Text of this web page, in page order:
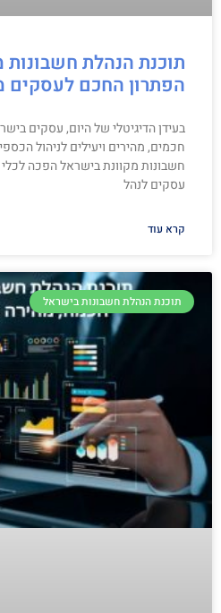
תוכנת הנהלת חשבונות
הפתרון החכם לעסקים
בעידן הדיגיטלי של היום, עסקים
חכמים, מהירים ויעילים לניהול
חשבונות מקוונת בישראל הפכה
עסקים לנהל
קרא עוד
תוכנת הנהלת חשבונות בישראל